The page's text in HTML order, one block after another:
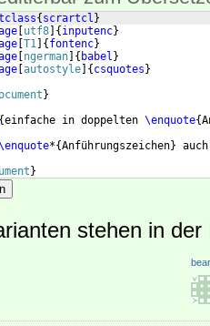
{ scrartcl }
utf8 { inputenc}
T1 { fontenc}
ngerman { babel }
autostyle { csquotes }
}
{einfache in doppelten \enquote{
*{Anführungszeichen}
}
stehen in